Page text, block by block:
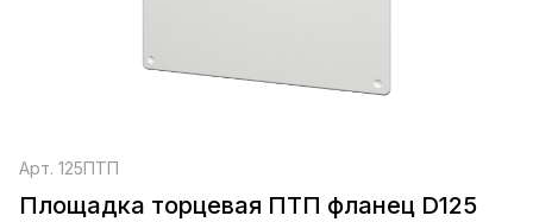
Арт. 125ПТП
Площадка торцевая ПТП фланец D125